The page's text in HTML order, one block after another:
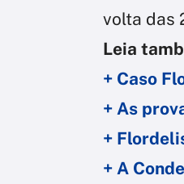
volta das
Leia
+ Caso
+ As
+
+ A